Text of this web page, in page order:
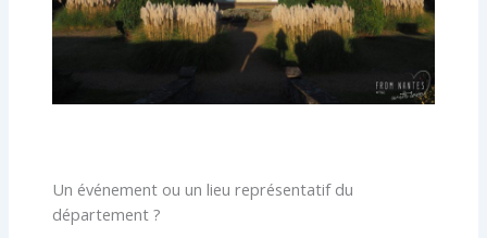
Un événement ou un lieu représentatif du
département ?